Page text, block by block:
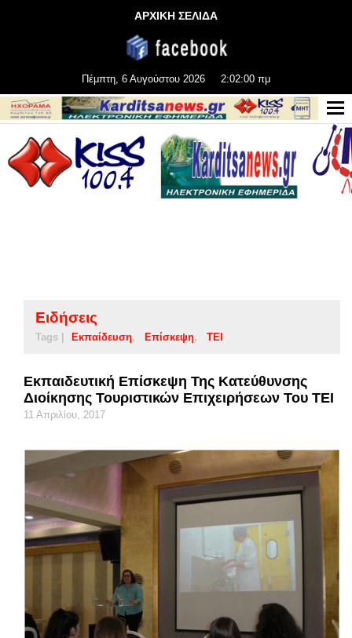
ΑΡΧΙΚΗ ΣΕΛΙΔΑ
Πέμπτη, 6 Αυγούστου 2026 2:02:00 πμ
Ειδήσεις
Tags | Εκπαίδευση Επίσκεψη ΤΕΙ
Εκπαιδευτική Επίσκεψη Της Κατεύθυνσης
Διοίκησης Τουριστικών Επιχειρήσεων Του ΤΕΙ
11 Απριλίου, 2017